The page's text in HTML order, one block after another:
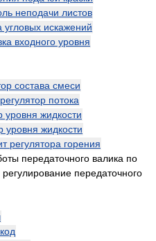
неподачи листов
угловых искажений
входного уровня
состава смеси
регулятор потока
уровня жидкости
уровня жидкости
регулятора горения
передаточного валика по
передаточного